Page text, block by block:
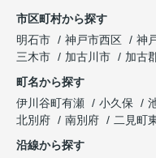
市区町村から探す
明石市
神戸市西区 神
三木市
加古川市 加古
町名から探す
伊川谷町有瀬
小久保
北別府
南別府 二見町
沿線から探す